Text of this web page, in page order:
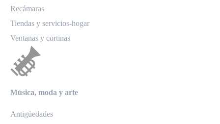
Recámaras
Tiendas y servicios-hogar
Ventanas y cortinas
Música, moda y arte
Antigüedades